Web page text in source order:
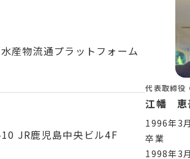
産物流通プラットフォーム
JR鹿児島中央ビル4F
代表取締役
江幡 恵
1996年3
卒業
1998年3